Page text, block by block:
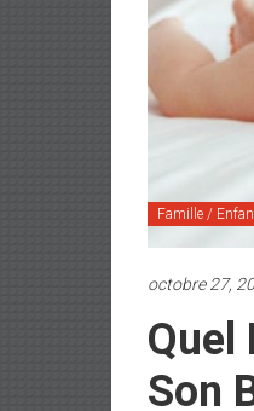
Famille /
octobre 27,
Quel
Son